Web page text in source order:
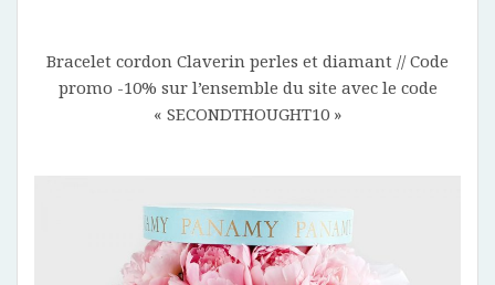
Bracelet cordon Claverin perles et diamant // Code
promo -10% sur l’ensemble du site avec le code
« SECONDTHOUGHT10 »